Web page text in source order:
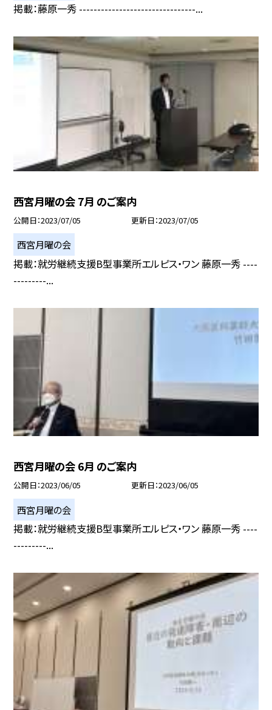
掲載：藤原一秀 --------------------------------...
西宮月曜の会 7月 のご案内
公開日 2023/07/05 更新日 2023/07/05
西宮月曜の会
掲載：就労継続支援B型事業所エルピス・ワン 藤原一秀 ----
---------...
西宮月曜の会 6月 のご案内
公開日 2023/06/05 更新日 2023/06/05
西宮月曜の会
掲載：就労継続支援B型事業所エルピス・ワン 藤原一秀 ----
---------...